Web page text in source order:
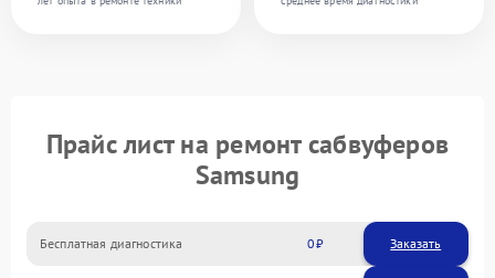
Прайс лист на ремонт сабвуферов
Samsung
Бесплатная диагностика 0 Заказать